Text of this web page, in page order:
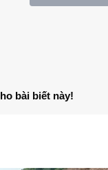
bài biết này!